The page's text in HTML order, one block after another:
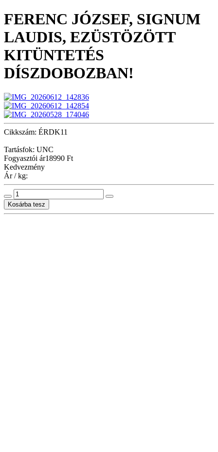
FERENC JÓZSEF, SIGNUM
LAUDIS, EZÜSTÖZÖTT
KITÜNTETÉS
DÍSZDOBOZBAN!
Cikkszám: ÉRDK11
Tartásfok: UNC
Fogyasztói ár18990 Ft
Kedvezmény
Ár / kg: